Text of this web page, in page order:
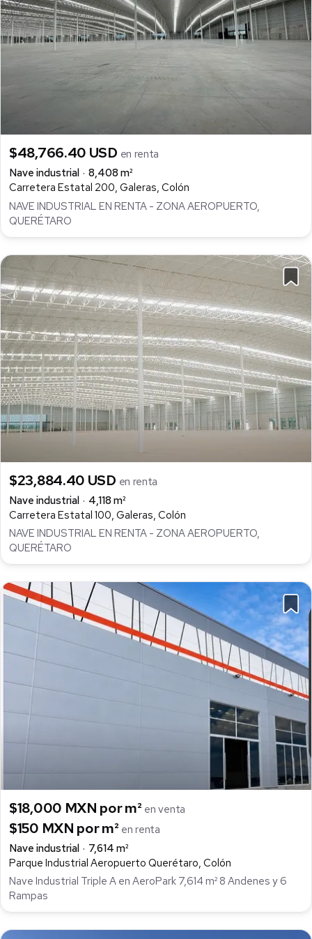
$48,766.40 USD en renta
Nave industrial
8,408 m²
Carretera Estatal 200, Galeras, Colón
NAVE INDUSTRIAL EN RENTA - ZONA AEROPUERTO,
QUERÉTARO
$23,884.40 USD en renta
Nave industrial
4,118 m²
Carretera Estatal 100, Galeras, Colón
NAVE INDUSTRIAL EN RENTA - ZONA AEROPUERTO,
QUERÉTARO
$18,000 MXN por m² en venta
$150 MXN por m² en renta
Nave industrial
7,614 m²
Parque Industrial Aeropuerto Querétaro, Colón
Nave Industrial Triple A en AeroPark 7,614 m² 8 Andenes y 6
Rampas